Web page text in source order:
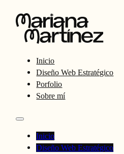
Inicio
Diseño Web Estratégico
Porfolio
Sobre mí
Inicio
Diseño Web Estratégico